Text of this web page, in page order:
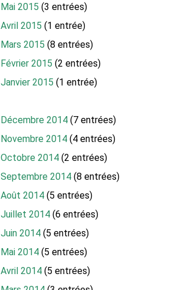
Mai 2015 (3 entrées)
Avril 2015 (1 entrée)
Mars 2015 (8 entrées)
Février 2015 (2 entrées)
Janvier 2015 (1 entrée)
Décembre 2014 (7 entrées)
Novembre 2014 (4 entrées)
Octobre 2014 (2 entrées)
Septembre 2014 (8 entrées)
Août 2014 (5 entrées)
Juillet 2014 (6 entrées)
Juin 2014 (5 entrées)
Mai 2014 (5 entrées)
Avril 2014 (5 entrées)